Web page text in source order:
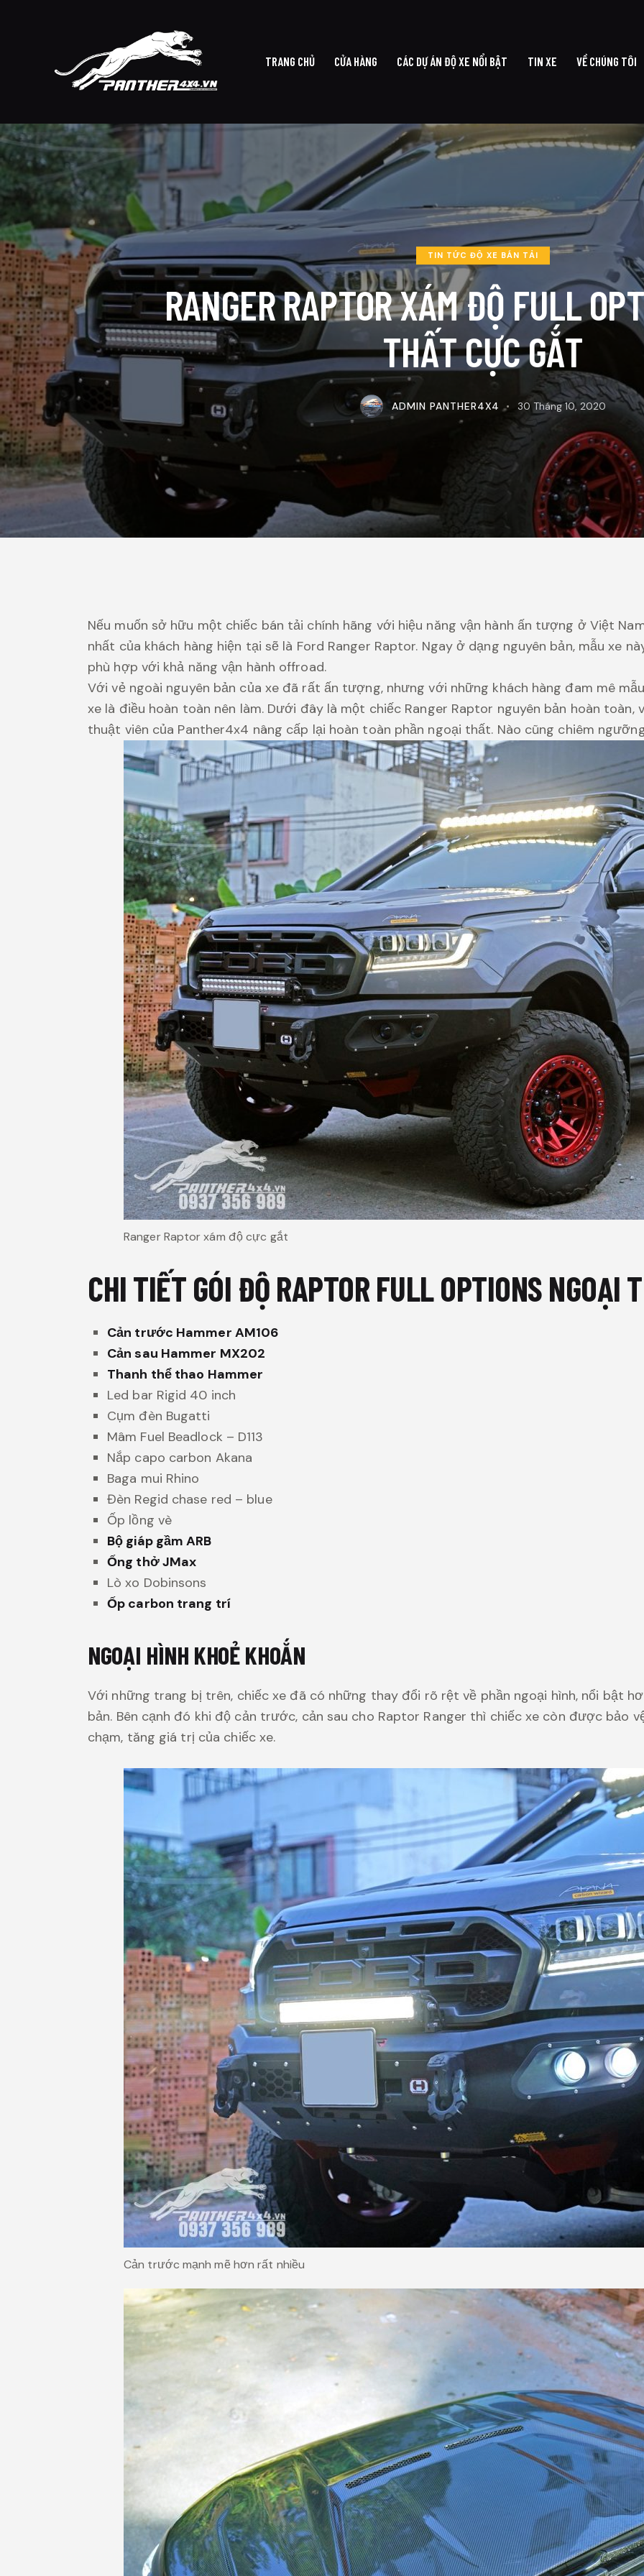
TRANG CHỦ CỬA HÀNG CÁC DỰ ÁN ĐỘ XE NỔI BẬT TIN XE VỀ CHÚNG TÔI
TRANG CHỦ CỬA HÀNG VỀ
TIN TỨC ĐỘ XE BÁN TẢI
RANGER RAPTOR XÁM ĐỘ FULL
THẤT CỰC GẮT
ADMIN PANTHER4X4 30 Tháng 10, 2020
Nếu muốn sở hữu một chiếc bán tải chính hãng với hiệu năng vận hành ấn tượng ở Việt
nhất của khách hàng hiện tại sẽ là Ford Ranger Raptor. Ngay ở dạng nguyên bản, mẫu xe
phù hợp với khả năng vận hành offroad.
Với vẻ ngoài nguyên bản của xe đã rất ấn tượng, nhưng với những khách hàng đam mê
xe là điều hoàn toàn nên làm. Dưới đây là một chiếc Ranger Raptor nguyên bản hoàn
thuật viên của Panther4x4 nâng cấp lại hoàn toàn phần ngoại thất. Nào cũng chiêm
Ranger Raptor xám độ cực gắt
CHI TIẾT GÓI ĐỘ RAPTOR FULL OPTIONS NGOẠI
Cản trước Hammer AM106
Cản sau Hammer MX202
Thanh thể thao Hammer
Led bar Rigid 40 inch
Cụm đèn Bugatti
Mâm Fuel Beadlock – D113
Nắp capo carbon Akana
Baga mui Rhino
Đèn Regid chase red – blue
Ốp lồng vè
Bộ giáp gầm ARB
Ống thở JMax
Lò xo Dobinsons
Ốp carbon trang trí
NGOẠI HÌNH KHOẺ KHOẮN
Với những trang bị trên, chiếc xe đã có những thay đổi rõ rệt về phần ngoại hình, nổi bật
bản. Bên cạnh đó khi độ cản trước, cản sau cho Raptor Ranger thì chiếc xe còn được bảo
chạm, tăng giá trị của chiếc xe.
Cản trước mạnh mẽ hơn rất nhiều